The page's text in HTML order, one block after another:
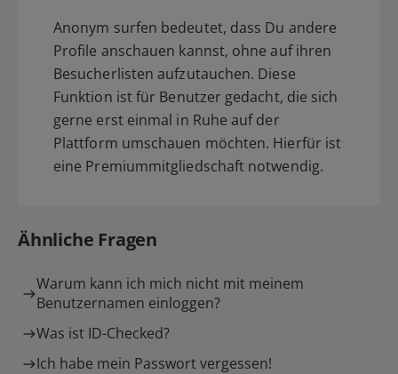
Anonym surfen bedeutet, dass Du andere
Profile anschauen kannst, ohne auf ihren
Besucherlisten aufzutauchen. Diese
Funktion ist für Benutzer gedacht, die sich
gerne erst einmal in Ruhe auf der
Plattform umschauen möchten. Hierfür ist
eine Premiummitgliedschaft notwendig.
Ähnliche Fragen
Warum kann ich mich nicht mit meinem
Benutzernamen einloggen?
Was ist ID-Checked?
Ich habe mein Passwort vergessen!